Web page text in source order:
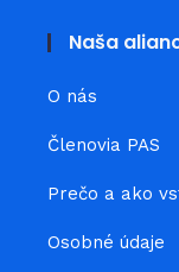
Naša
O nás
Členovia PAS
Prečo a ako
Osobné údaje